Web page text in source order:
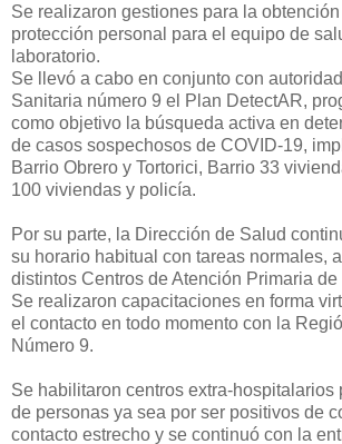
Se realizaron gestiones para la
protección personal para el equipo de
laboratorio.
Se llevó a cabo en conjunto con
Sanitaria número 9 el Plan DetectAR,
como objetivo la búsqueda activa en
de casos sospechosos de COVID-19,
Barrio Obrero y Tortorici, Barrio 33
100 viviendas y policía.
Por su parte, la Dirección de Salud
su horario habitual con tareas normales,
distintos Centros de Atención Primaria de
Se realizaron capacitaciones en forma
el contacto en todo momento con la
Número 9.
Se habilitaron centros extra-hospitalarios
de personas ya sea por ser positivos de
contacto estrecho y se continuó con la